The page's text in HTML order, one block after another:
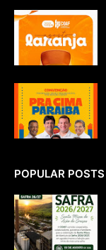
POPULAR POSTS